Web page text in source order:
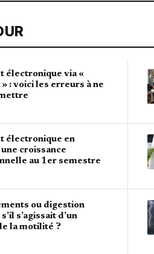
électronique via «
: voici les erreurs à ne
électronique en
croissance
au 1er semestre
ou digestion
s’agissait d’un
la motilité ?